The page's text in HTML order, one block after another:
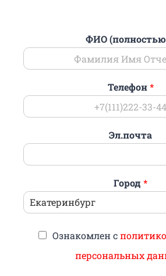
ФИО
Телефон*
Эл.почта
Город *
Ознакомлен с
персональных